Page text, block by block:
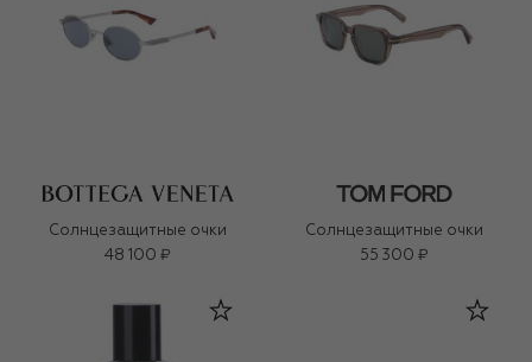
Солнцезащитные очки
48 100 ₽
Солнцезащитные очки
55 300 ₽